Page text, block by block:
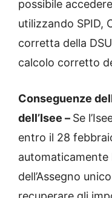
possibile
utilizzando SPID,
corretta della
calcolo corretto
Conseguenze
dell’Isee – Se
entro il 28
automaticamente
dell’Assegno